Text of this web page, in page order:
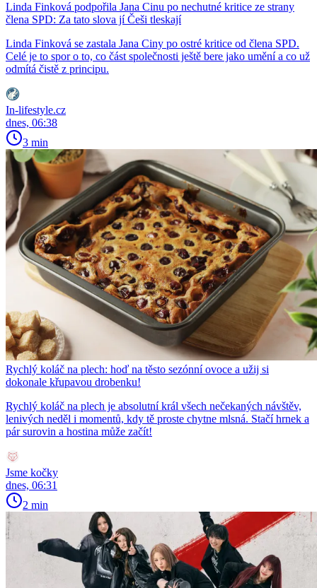
Linda Finková podpořila Jana Cinu po nechutné kritice ze strany
člena SPD: Za tato slova jí Češi tleskají
Linda Finková se zastala Jana Ciny po ostré kritice od člena SPD.
Celé je to spor o to, co část společnosti ještě bere jako umění a co už
odmítá čistě z principu.
In-lifestyle.cz
dnes, 06:38
3 min
Rychlý koláč na plech: hoď na těsto sezónní ovoce a užij si
dokonale křupavou drobenku!
Rychlý koláč na plech je absolutní král všech nečekaných návštěv,
lenivých neděl i momentů, kdy tě proste chytne mlsná. Stačí hrnek a
pár surovin a hostina může začít!
Jsme kočky
dnes, 06:31
2 min